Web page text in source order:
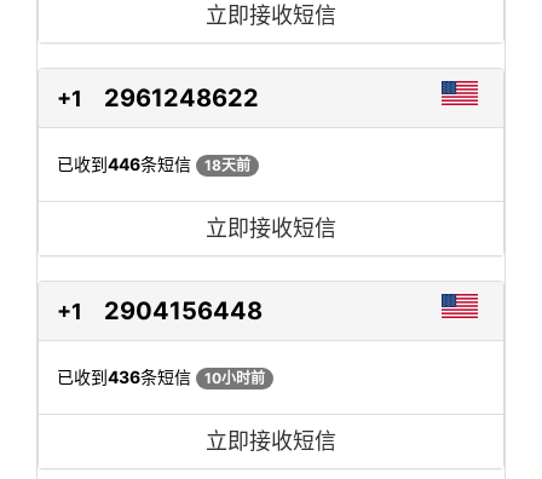
立即接收短信
+1 2961248622
已收到446条短信 18天前
立即接收短信
+1 2904156448
已收到436条短信 10小时前
立即接收短信